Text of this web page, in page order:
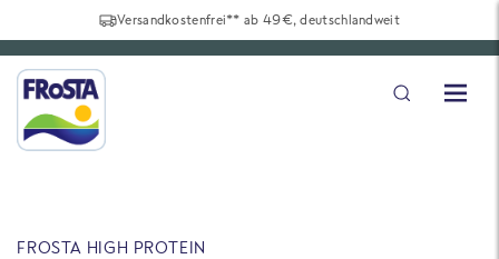
Versandkostenfrei** ab 49€, deutschlandweit
FROSTA HIGH PROTEIN